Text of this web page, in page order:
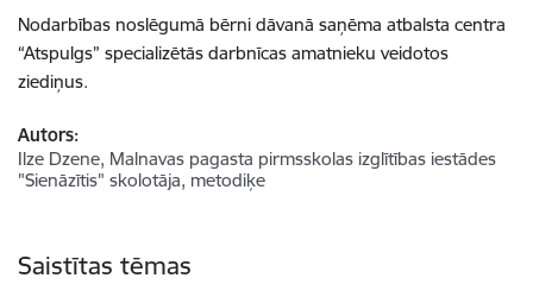
Nodarbības noslēgumā bērni dāvanā saņēma atbalsta centra
“Atspulgs” specializētās darbnīcas amatnieku veidotos
ziediņus.
Autors:
Ilze Dzene, Malnavas pagasta pirmsskolas izglītības iestādes
"Sienāzītis" skolotāja, metodiķe
Saistītas tēmas